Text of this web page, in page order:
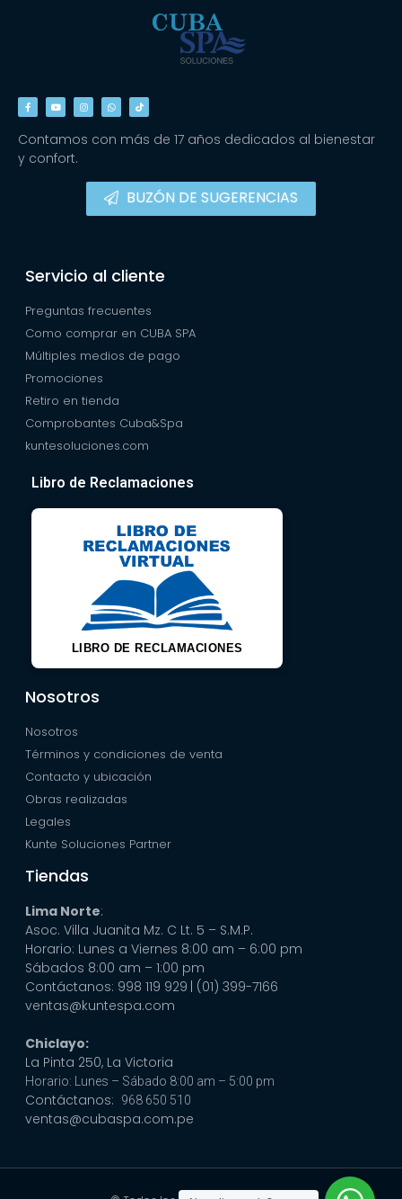
Contamos con más de 17 años dedicados al bienestar
y confort.
BUZÓN DE SUGERENCIAS
Servicio al cliente
Preguntas frecuentes
Como comprar en CUBA SPA
Múltiples medios de pago
Promociones
Retiro en tienda
Comprobantes Cuba&Spa
kuntesoluciones.com
Libro de Reclamaciones
LIBRO DE RECLAMACIONES
Nosotros
Nosotros
Términos y condiciones de venta
Contacto y ubicación
Obras realizadas
Legales
Kunte Soluciones Partner
Tiendas
Lima Norte:
Asoc. Villa Juanita Mz. C Lt. 5 – S.M.P.
Horario: Lunes a Viernes 8:00 am – 6:00 pm
Sábados 8:00 am – 1:00 pm
Contáctanos: 998 119 929 | (01) 399-7166
ventas@kuntespa.com
Chiclayo:
La Pinta 250, La Victoria
Horario: Lunes – Sábado 8:00 am – 5:00 pm
Contáctanos: 968 650 510
ventas@cubaspa.com.pe